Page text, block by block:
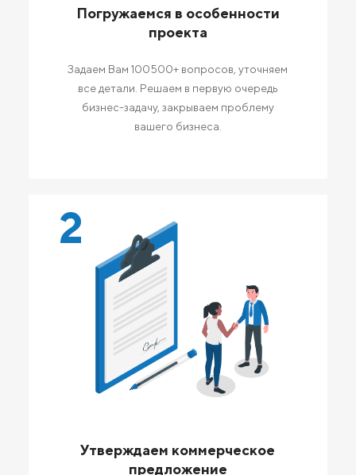
Погружаемся в особенности
проекта
Задаем Вам 100500+ вопросов, уточняем
все детали. Решаем в первую очередь
бизнес-задачу, закрываем проблему
вашего бизнеса.
2
Утверждаем коммерческое
предложение